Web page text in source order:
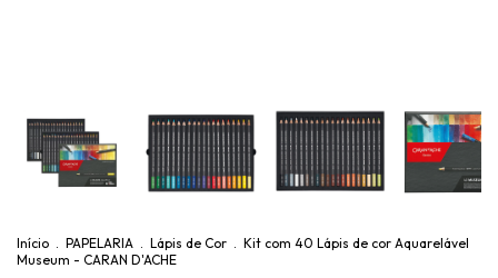
Início . PAPELARIA . Lápis de Cor . Kit com 40 Lápis de cor Aquarelável
Museum - CARAN D'ACHE